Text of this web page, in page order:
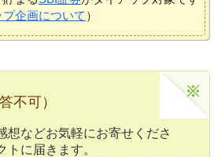
プ企画について ）
不可）
想などお気軽にお寄せくださ
トに届きます。